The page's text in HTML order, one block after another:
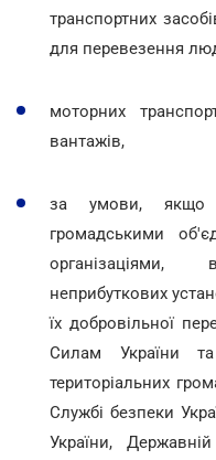
транспортних
для перевезення
моторних
вантажів,
за умови, якщо
громадськими
неприбуткових
їх добровільної
Силам України
територіальних
Службі безпеки
України,